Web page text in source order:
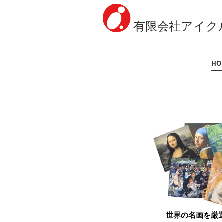
有限会社アイク
世界の名画を厳